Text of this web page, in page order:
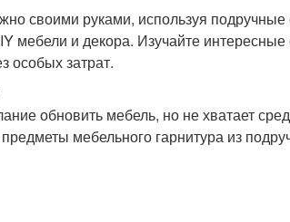
своими руками, используя
мебели и декора. Изучайте
особых затрат.
обновить мебель, но не хватает
мебельного гарнитура из